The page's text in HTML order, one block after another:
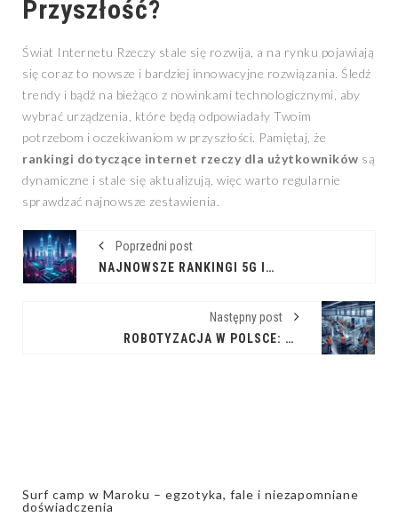
Przyszłość?
Świat Internetu Rzeczy stale się rozwija, a na rynku pojawiają
się coraz to nowsze i bardziej innowacyjne rozwiązania. Śledź
trendy i bądź na bieżąco z nowinkami technologicznymi, aby
wybrać urządzenia, które będą odpowiadały Twoim
potrzebom i oczekiwaniom w przyszłości. Pamiętaj, że
rankingi dotyczące internet rzeczy dla użytkowników są
dynamiczne i stale się aktualizują, więc warto regularnie
sprawdzać najnowsze zestawienia.
Poprzedni post
NAJNOWSZE RANKINGI 5G I NOWE SMARTFONY NA HORYZONCIE
Następny post
ROBOTYZACJA W POLSCE: ANALIZA I PORÓWNANIE FIRM
Surf camp w Maroku – egzotyka, fale i niezapomniane
doświadczenia